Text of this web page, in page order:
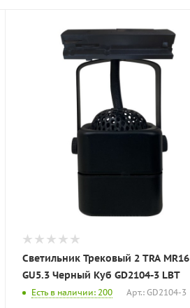
Светильник Трековый 2 TRA MR16
GU5.3 Черный Куб GD2104-3 LBT
Есть в наличии: 200 Арт.: GD2104-3